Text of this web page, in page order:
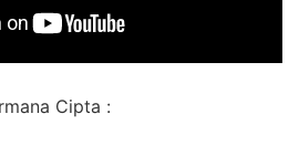
Cipta :